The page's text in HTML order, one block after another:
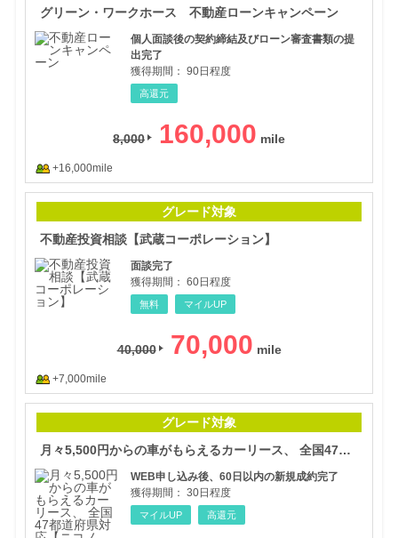
グリーン・ワークホース 不動産ローンキャンペーン
個人面談後の契約締結及びローン審査書類の提
出完了
獲得期間： 90日程度
高還元
8,000 160,000
+16,000mile
グレード対象
不動産投資相談【武蔵コーポレーション】
面談完了
獲得期間： 60日程度
無料 マイルUP
40,000 70,000
+7,000mile
グレード対象
月々5,500円からの車がもらえるカーリース、 全国47都道府県対応【ニコノリ】
WEB申し込み後、60日以内の新規成約完了
獲得期間： 30日程度
マイルUP 高還元